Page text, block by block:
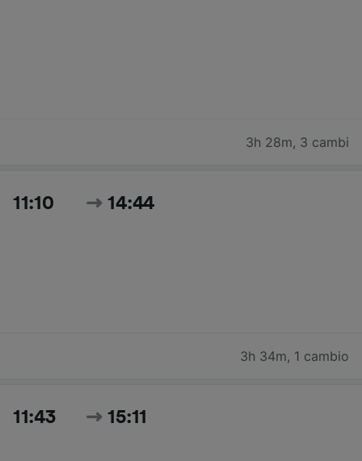
3h 28m, 3 cambi
11:10 14:44
3h 34m, 1 cambio
11:43 15:11